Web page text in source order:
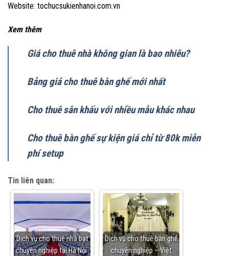
Website: tochucsukienhanoi.com.vn
Xem thêm
Giá cho thuê nhà không gian là bao nhiêu?
Bảng giá cho thuê bàn ghế mới nhất
Cho thuê sân khấu với nhiều mẫu khác nhau
Cho thuê bàn ghế sự kiện giá chỉ từ 80k miễn
phí setup
Tin liên quan:
Dịch vụ cho thuê nhà bạt
chuyên nghiệp tại Hà Nội-
Dịch vụ cho thuê bàn ghế
chuyên nghiệp – Việt